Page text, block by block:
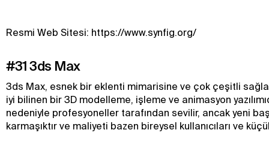
Resmi Web Sitesi: https://www.synfig.org/
#31 3ds Max
3ds Max, esnek bir eklenti mimarisine ve çok çeşitli
iyi bilinen bir 3D modelleme, işleme ve animasyon
nedeniyle profesyoneller tarafından sevilir, ancak yeni
karmaşıktır ve maliyeti bazen bireysel kullanıcıları ve